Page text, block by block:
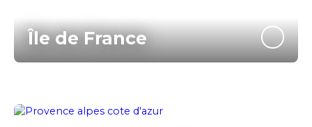
Île de France